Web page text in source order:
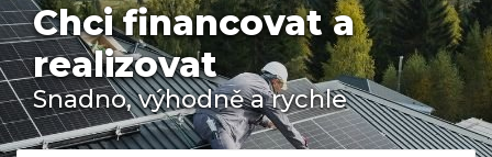
Chci financovat a
realizovat
Snadno, výhodně a rychle